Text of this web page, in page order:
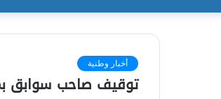
أخبار وطنية
توقيف صاحب سوابق